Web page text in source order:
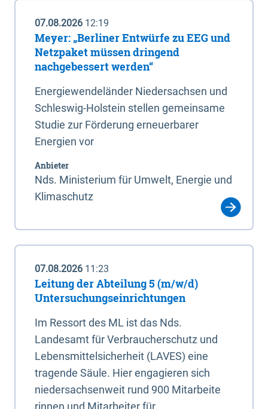
07.08.2026 12:19
Meyer: „Berliner Entwürfe zu EEG und
Netzpaket müssen dringend
nachgebessert werden“
Energiewendeländer Niedersachsen und
Schleswig-Holstein stellen gemeinsame
Studie zur Förderung erneuerbarer
Energien vor
Anbieter
Nds. Ministerium für Umwelt, Energie und
Klimaschutz
07.08.2026 11:23
Leitung der Abteilung 5 (m/w/d)
Untersuchungseinrichtungen
Im Ressort des ML ist das Nds.
Landesamt für Verbraucherschutz und
Lebensmittelsicherheit (LAVES) eine
tragende Säule. Hier engagieren sich
niedersachsenweit rund 900 Mitarbeite